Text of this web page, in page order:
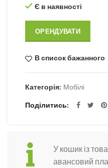
Є в наявності
ОРЕНДУВАТИ
В список бажанного
Категорія: Мобілі
Поділитись
У кошик із
авансовий